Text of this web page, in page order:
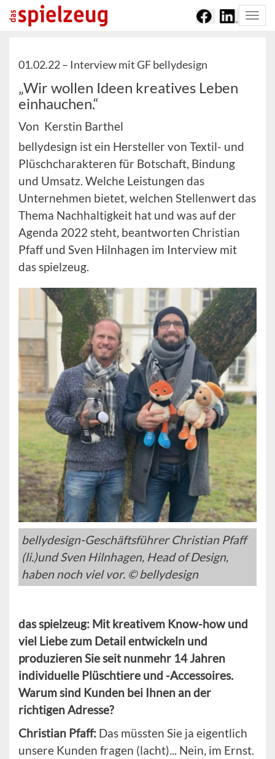
01.02.22 – Interview mit GF bellydesign
„Wir wollen Ideen kreatives Leben
einhauchen.“
Von Kerstin Barthel
bellydesign ist ein Hersteller von Textil- und
Plüschcharakteren für Botschaft, Bindung
und Umsatz. Welche Leistungen das
Unternehmen bietet, welchen Stellenwert das
Thema Nachhaltigkeit hat und was auf der
Agenda 2022 steht, beantworten Christian
Pfaff und Sven Hilnhagen im Interview mit
das spielzeug.
bellydesign-Geschäftsführer Christian Pfaff
(li.)und Sven Hilnhagen, Head of Design,
haben noch viel vor. © bellydesign
das spielzeug: Mit kreativem Know-how und
viel Liebe zum Detail entwickeln und
produzieren Sie seit nunmehr 14 Jahren
individuelle Plüschtiere und -Accessoires.
Warum sind Kunden bei Ihnen an der
richtigen Adresse?
Christian Pfaff: Das müssten Sie ja eigentlich
unsere Kunden fragen (lacht)... Nein, im Ernst.